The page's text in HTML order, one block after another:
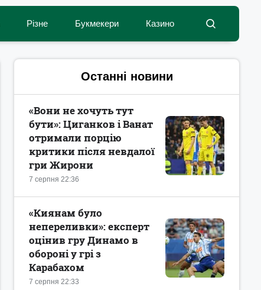
Різне Букмекери Казино
Останні новини
7 серпня 22:36
«Вони не хочуть тут
бути»: Циганков і Ванат
отримали порцію
критики після невдалої
гри Жирони
7 серпня 22:33
«Киянам було
непереливки»: експерт
оцінив гру Динамо в
обороні у грі з
Карабахом